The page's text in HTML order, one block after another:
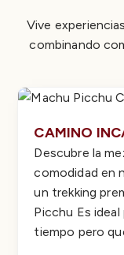
Vive
combinando
CAMINO
Descubre la
comodidad en
un trekking
Picchu Es
tiempo pero